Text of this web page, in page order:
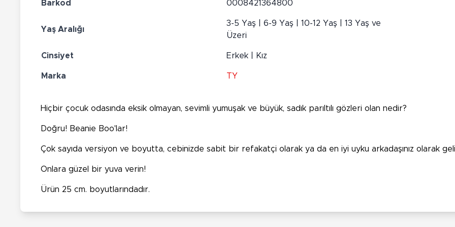
Barkod 0008421364800
Yaş Aralığı
3-5 Yaş | 6-9 Yaş | 10-12 Yaş | 13 Yaş ve
Üzeri
Cinsiyet Erkek | Kız
Marka TY
Hiçbir çocuk odasında eksik olmayan, sevimli yumuşak ve büyük, sadık parıltılı gözleri olan nedir?
Doğru! Beanie Boo'lar!
Çok sayıda versiyon ve boyutta, cebinizde sabit bir refakatçi olarak ya da en iyi uyku arkadaşınız olarak
Onlara güzel bir yuva verin!
Ürün 25 cm. boyutlarındadır.